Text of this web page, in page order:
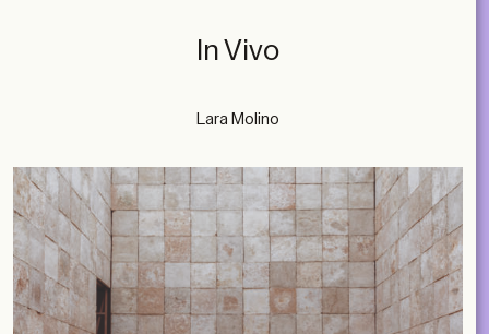
In Vivo
Lara Molino